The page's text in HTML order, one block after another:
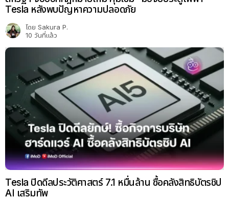
Tesla หลังพบปัญหาความปลอดภัย
โดย Sakura P.
10 วันที่แล้ว
Tesla ปิดดีลประวัติศาสตร์ 7.1 หมื่นล้าน ซื้อคลังสิทธิบัตรชิป
AI เสริมทัพ